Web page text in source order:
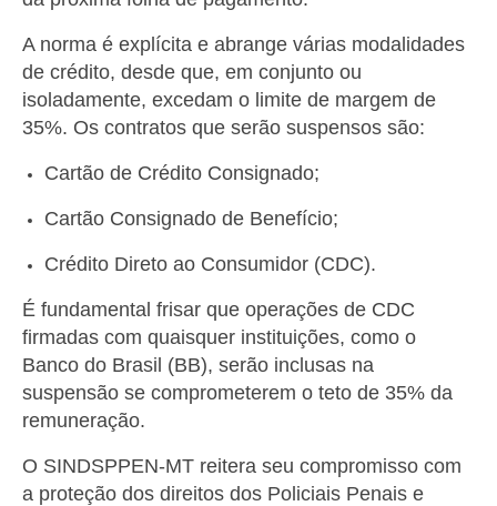
Pautas Nacionais
Convênios
Fale Conosco
Permutas Disponíveis
Área do Filiado
Regimento interno do Sindsppen
A norma é explícita e abrange várias modalidades
de crédito, desde que, em conjunto ou
isoladamente, excedam o limite de margem de
35%. Os contratos que serão suspensos são:
Cartão de Crédito Consignado;
Cartão Consignado de Benefício;
Crédito Direto ao Consumidor (CDC).
É fundamental frisar que operações de CDC
firmadas com quaisquer instituições, como o
Banco do Brasil (BB), serão inclusas na
suspensão se comprometerem o teto de 35% da
remuneração.
O SINDSPPEN-MT reitera seu compromisso com
a proteção dos direitos dos Policiais Penais e